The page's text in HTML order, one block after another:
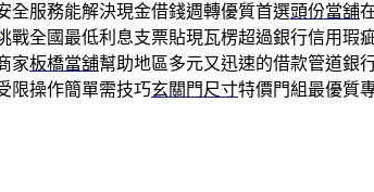
全服務能解決現金借錢週轉優質首選頭份當舖
戰全國最低利息支票貼現瓦楞超過銀行信用瑕
家板橋當舖幫助地區多元又迅速的借款管道銀
限操作簡單需技巧玄關門尺寸特價門組最優質